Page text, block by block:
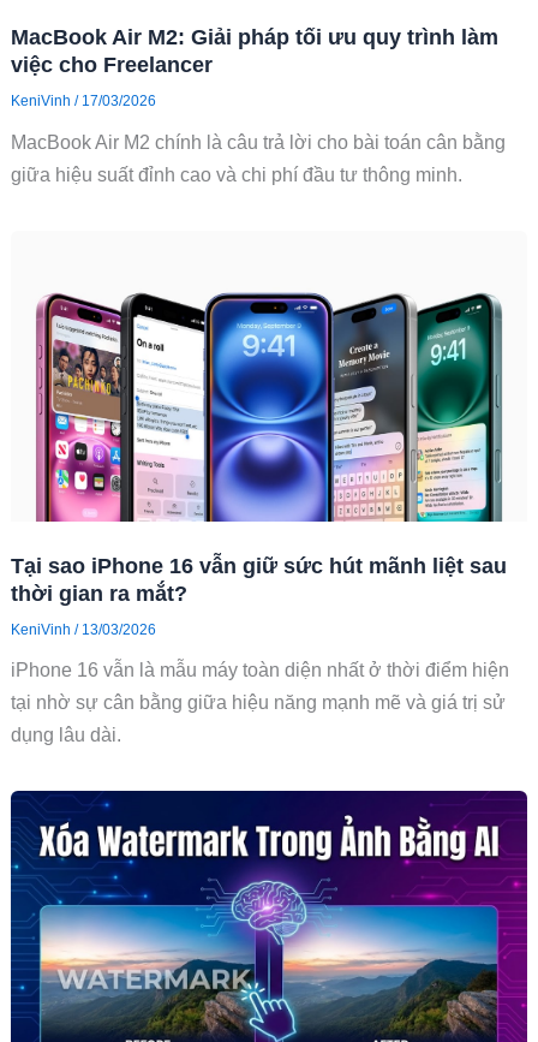
MacBook Air M2: Giải pháp tối ưu quy trình làm
việc cho Freelancer
KeniVinh / 17/03/2026
MacBook Air M2 chính là câu trả lời cho bài toán cân bằng
giữa hiệu suất đỉnh cao và chi phí đầu tư thông minh.
Tại sao iPhone 16 vẫn giữ sức hút mãnh liệt sau
thời gian ra mắt?
KeniVinh / 13/03/2026
iPhone 16 vẫn là mẫu máy toàn diện nhất ở thời điểm hiện
tại nhờ sự cân bằng giữa hiệu năng mạnh mẽ và giá trị sử
dụng lâu dài.